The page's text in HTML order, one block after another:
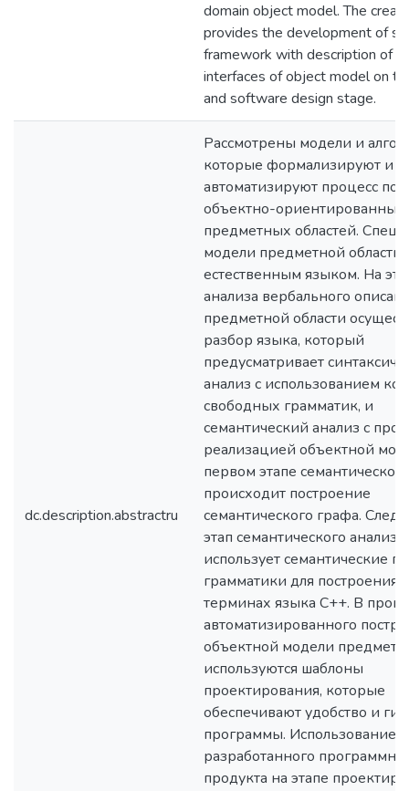
domain object model. The
provides the development of
framework with description of
interfaces of object model on
and software design stage.
dc.description.abstractru
Рассмотрены модели и
которые формализируют и
автоматизируют процесс
объектно-
предметных областей.
модели предметной области
естественным языком. На
анализа вербального
предметной области
разбор языка, который
предусматривает
анализ с использованием
свободных грамматик, и
семантический анализ с
реализацией объектной
первом этапе
происходит построение
семантического графа.
этап семантического анализа
использует семантические
грамматики для построения
терминах языка C++. В
автоматизированного
объектной модели
используются шаблоны
проектирования, которые
обеспечивают удобство и
программы. Использование
разработанного
продукта на этапе